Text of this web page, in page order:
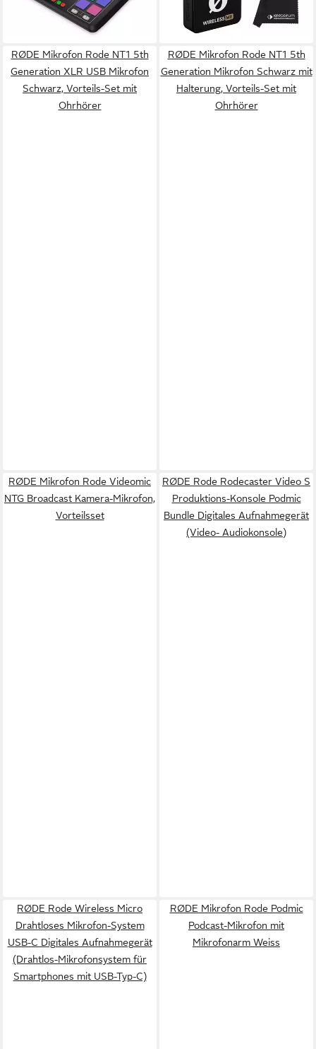
lieferbar - in 2-3 Werktagen bei dir
lieferbar - in 2-3 Werktagen bei dir
RØDE Mikrofon Rode NT1 5th
Generation XLR USB Mikrofon
Schwarz, Vorteils-Set mit
Ohrhörer
RØDE Mikrofon Rode NT1 5th
Generation Mikrofon Schwarz mit
Halterung, Vorteils-Set mit
Ohrhörer
RØDE Mikrofon Rode Videomic
NTG Broadcast Kamera-Mikrofon,
Vorteilsset
RØDE Rode Rodecaster Video S
Produktions-Konsole Podmic
Bundle Digitales Aufnahmegerät
(Video- Audiokonsole)
RØDE Rode Wireless Micro
Drahtloses Mikrofon-System
USB-C Digitales Aufnahmegerät
(Drahtlos-Mikrofonsystem für
Smartphones mit USB-Typ-C)
RØDE Mikrofon Rode Podmic
Podcast-Mikrofon mit
Mikrofonarm Weiss